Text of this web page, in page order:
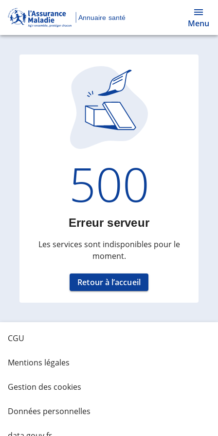
Annuaire santé
Menu
Code
500
Erreur serveur
Les services sont indisponibles pour le
moment.
Retour à l’accueil
CGU
Mentions légales
Gestion des cookies
Données personnelles